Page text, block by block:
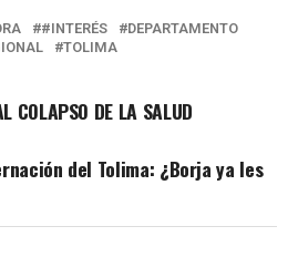
#INTERÉS
DEPARTAMENTO
TOLIMA
COLAPSO DE LA SALUD
del Tolima: ¿Borja ya les